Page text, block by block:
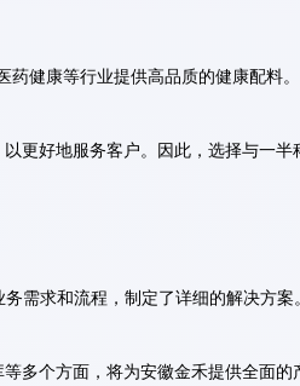
健康等行业提供高品质的健康配料。
更好地服务客户。因此，选择与一半
需求和流程，制定了详细的解决方案
多个方面，将为安徽金禾提供全面的